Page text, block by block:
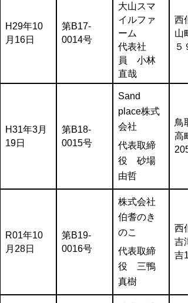
H29年10
月16日
第B17-
0014号
大山スマ
イルファ
ーム
代表社
員 小林
直哉
西
山
５
H31年3月
19日
第B18-
0015号
Sand
place株式
会社
代表取締
役 砂場
由哲
鳥
高
205
R01年10
月28日
第B19-
0016号
株式会社
伯耆のき
のこ
代表取締
役 三鴨
真樹
西
吉
吉